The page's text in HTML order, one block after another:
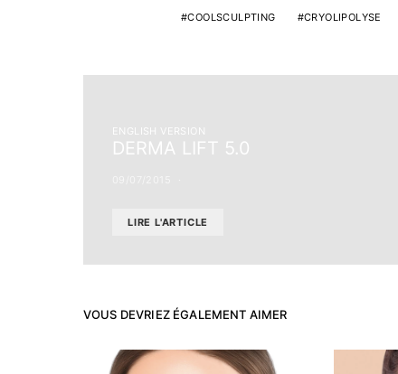
COOLSCULPTING CRYOLIPOLYSE
ENGLISH VERSION
DERMA LIFT 5.0
LIRE L'ARTICLE
VOUS DEVRIEZ ÉGALEMENT AIMER